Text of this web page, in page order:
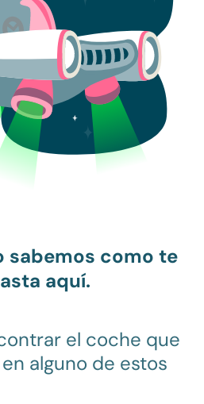
sabemos como te
aquí.
el coche que
alguno de estos